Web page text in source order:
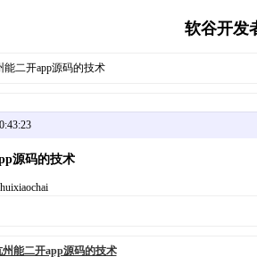
软谷开发
能二开app源码的技术
源码的技术
能二开app源码的技术